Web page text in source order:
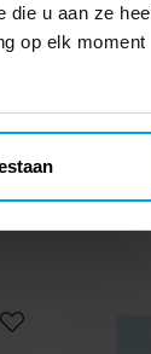
die u aan ze
op elk moment